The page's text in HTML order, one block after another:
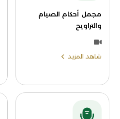
مجمل أحكام الصيام
والتراويح
شاهد المزيد